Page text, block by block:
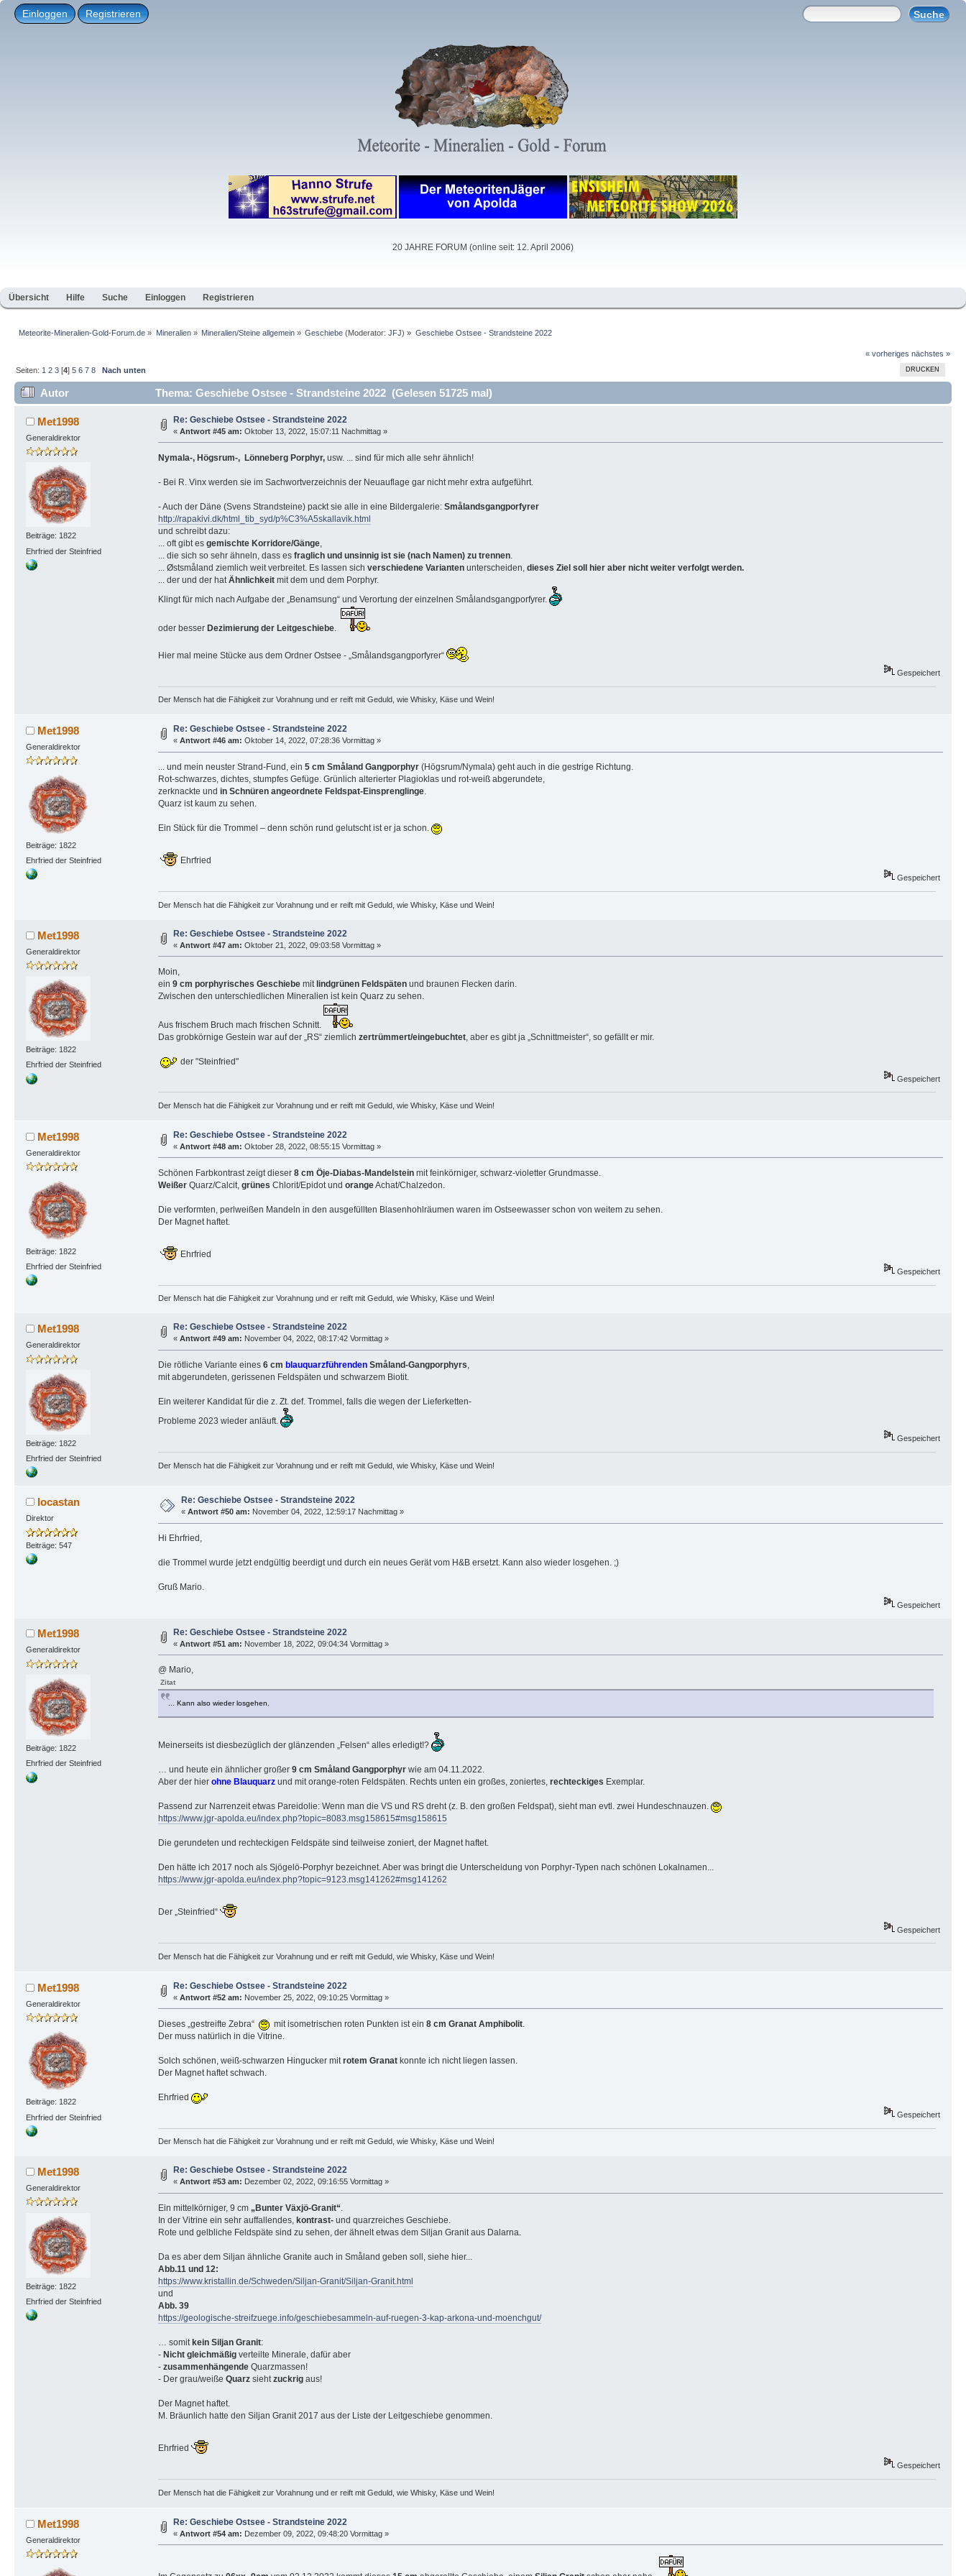
Einloggen Registrieren
20 JAHRE FORUM (online seit: 12. April 2006)
Übersicht Hilfe Suche Einloggen Registrieren
Meteorite-Mineralien-Gold-Forum.de » Mineralien» Mineralien/Steine allgemein» Geschiebe (Moderator:JFJ) » Geschiebe Ostsee - Strandsteine 2022
« vorheriges nächstes »
DRUCKEN
Seiten: 1 2 3 [4]5 6 7 8 Nach unten
Autor Thema: Geschiebe Ostsee - Strandsteine 2022 (Gelesen 51725 mal)
Met1998
Generaldirektor
Beiträge: 1822
Ehrfried der Steinfried
Re: Geschiebe Ostsee - Strandsteine 2022
« Antwort #45 am: Oktober 13, 2022, 15:07:11 Nachmittag »
Nymala-, Högsrum-, Lönneberg Porphyr,usw. ... sind für mich alle sehr ähnlich!
- Bei R. Vinx werden sie im Sachwortverzeichnis der Neuauflage gar nicht mehr extra aufgeführt.
- Auch der Däne (Svens Strandsteine) packt sie alle in eine Bildergalerie: Smålandsgangporfyrer
http://rapakivi.dk/html_tib_syd/p%C3%A5skallavik.html
und schreibt dazu:
... oft gibt es gemischte Korridore/Gänge,
... die sich so sehr ähneln, dass es fraglich und unsinnig ist sie (nach Namen) zu trennen.
... Østsmåland ziemlich weit verbreitet. Es lassen sich verschiedene Variantenunterscheiden, dieses Ziel soll hier aber nicht weiter verfolgt werden.
... der und der hat Ähnlichkeitmit dem und dem Porphyr.
Klingt für mich nach Aufgabe der „Benamsung“ und Verortung der einzelnen Smålandsgangporfyrer.
oder besserDezimierung der Leitgeschiebe.
Hier mal meine Stücke aus dem Ordner Ostsee - „Smålandsgangporfyrer“
Gespeichert
Der Mensch hat die Fähigkeit zur Vorahnung und er reift mit Geduld, wie Whisky, Käse und Wein!
Met1998
Generaldirektor
Beiträge: 1822
Ehrfried der Steinfried
Re: Geschiebe Ostsee - Strandsteine 2022
« Antwort #46 am: Oktober 14, 2022, 07:28:36 Vormittag »
... und mein neuster Strand-Fund, ein 5 cm Småland Gangporphyr(Högsrum/Nymala) geht auch in die gestrige Richtung.
Rot-schwarzes, dichtes, stumpfes Gefüge. Grünlich alterierter Plagioklas und rot-weiß abgerundete,
zerknackte und in Schnüren angeordnete Feldspat-Einsprenglinge.
Quarz ist kaum zu sehen.
Ein Stück für die Trommel – denn schön rund gelutscht ist er ja schon.
Ehrfried
Gespeichert
Der Mensch hat die Fähigkeit zur Vorahnung und er reift mit Geduld, wie Whisky, Käse und Wein!
Met1998
Generaldirektor
Beiträge: 1822
Ehrfried der Steinfried
Re: Geschiebe Ostsee - Strandsteine 2022
« Antwort #47 am: Oktober 21, 2022, 09:03:58 Vormittag »
Moin,
ein 9 cm porphyrisches Geschiebemit lindgrünen Feldspätenund braunen Flecken darin.
Zwischen den unterschiedlichen Mineralien ist kein Quarz zu sehen.
Aus frischem Bruch mach frischen Schnitt.
Das grobkörnige Gestein war auf der „RS“ ziemlich zertrümmert/eingebuchtet, aber es gibt ja „Schnittmeister“, so gefällt er mir.
der "Steinfried"
Gespeichert
Der Mensch hat die Fähigkeit zur Vorahnung und er reift mit Geduld, wie Whisky, Käse und Wein!
Met1998
Generaldirektor
Beiträge: 1822
Ehrfried der Steinfried
Re: Geschiebe Ostsee - Strandsteine 2022
« Antwort #48 am: Oktober 28, 2022, 08:55:15 Vormittag »
Schönen Farbkontrast zeigt dieser 8 cm Öje-Diabas-Mandelsteinmit feinkörniger, schwarz-violetter Grundmasse.
Weißer Quarz/Calcit, grünes Chlorit/Epidot und orangeAchat/Chalzedon.
Die verformten, perlweißen Mandeln in den ausgefüllten Blasenhohlräumen waren im Ostseewasser schon von weitem zu sehen.
Der Magnet haftet.
Ehrfried
Gespeichert
Der Mensch hat die Fähigkeit zur Vorahnung und er reift mit Geduld, wie Whisky, Käse und Wein!
Met1998
Generaldirektor
Beiträge: 1822
Ehrfried der Steinfried
Re: Geschiebe Ostsee - Strandsteine 2022
« Antwort #49 am: November 04, 2022, 08:17:42 Vormittag »
Die rötliche Variante eines 6 cm blauquarzführendenSmåland-Gangporphyrs,
mit abgerundeten, gerissenen Feldspäten und schwarzem Biotit.
Ein weiterer Kandidat für die z. Zt. def. Trommel, falls die wegen der Lieferketten-
Probleme 2023 wieder anläuft.
Gespeichert
Der Mensch hat die Fähigkeit zur Vorahnung und er reift mit Geduld, wie Whisky, Käse und Wein!
locastan
Direktor
Beiträge: 547
Re: Geschiebe Ostsee - Strandsteine 2022
« Antwort #50 am: November 04, 2022, 12:59:17 Nachmittag »
Hi Ehrfried,
die Trommel wurde jetzt endgültig beerdigt und durch ein neues Gerät vom H&B ersetzt. Kann also wieder losgehen. ;)
Gruß Mario.
Gespeichert
Met1998
Generaldirektor
Beiträge: 1822
Ehrfried der Steinfried
Re: Geschiebe Ostsee - Strandsteine 2022
« Antwort #51 am: November 18, 2022, 09:04:34 Vormittag »
@ Mario,
Zitat
... Kann also wieder losgehen.
Meinerseits ist diesbezüglich der glänzenden „Felsen“ alles erledigt!?
… und heute ein ähnlicher großer 9 cm Småland Gangporphyrwie am 04.11.2022.
Aber der hier ohne Blauquarzund mit orange-roten Feldspäten. Rechts unten ein großes, zoniertes,rechteckiges Exemplar.
Passend zur Narrenzeit etwas Pareidolie: Wenn man die VS und RS dreht (z. B. den großen Feldspat), sieht man evtl. zwei Hundeschnauzen.
https://www.jgr-apolda.eu/index.php?topic=8083.msg158615#msg158615
Die gerundeten und rechteckigen Feldspäte sind teilweise zoniert, der Magnet haftet.
Den hätte ich 2017 noch als Sjögelö-Porphyr bezeichnet. Aber was bringt die Unterscheidung von Porphyr-Typen nach schönen Lokalnamen...
https://www.jgr-apolda.eu/index.php?topic=9123.msg141262#msg141262
Der „Steinfried“
Gespeichert
Der Mensch hat die Fähigkeit zur Vorahnung und er reift mit Geduld, wie Whisky, Käse und Wein!
Met1998
Generaldirektor
Beiträge: 1822
Ehrfried der Steinfried
Re: Geschiebe Ostsee - Strandsteine 2022
« Antwort #52 am: November 25, 2022, 09:10:25 Vormittag »
Dieses „gestreifte Zebra“ mit isometrischen roten Punkten ist ein 8 cm Granat Amphibolit.
Der muss natürlich in die Vitrine.
Solch schönen, weiß-schwarzen Hingucker mitrotem Granatkonnte ich nicht liegen lassen.
Der Magnet haftet schwach.
Ehrfried
Gespeichert
Der Mensch hat die Fähigkeit zur Vorahnung und er reift mit Geduld, wie Whisky, Käse und Wein!
Met1998
Generaldirektor
Beiträge: 1822
Ehrfried der Steinfried
Re: Geschiebe Ostsee - Strandsteine 2022
« Antwort #53 am: Dezember 02, 2022, 09:16:55 Vormittag »
Ein mittelkörniger, 9 cm„Bunter Växjö-Granit“.
In der Vitrine ein sehr auffallendes, kontrast-und quarzreiches Geschiebe.
Rote und gelbliche Feldspäte sind zu sehen, der ähnelt etwas dem Siljan Granit aus Dalarna.
Da es aber dem Siljan ähnliche Granite auch in Småland geben soll, siehe hier...
Abb.11 und 12:
https://www.kristallin.de/Schweden/Siljan-Granit/Siljan-Granit.html
und
Abb. 39
https://geologische-streifzuege.info/geschiebesammeln-auf-ruegen-3-kap-arkona-und-moenchgut/
… somit kein Siljan Granit:
- Nicht gleichmäßigverteilte Minerale, dafür aber
- zusammenhängendeQuarzmassen!
- Der grau/weiße Quarzsiehtzuckrigaus!
Der Magnet haftet.
M. Bräunlich hatte den Siljan Granit 2017 aus der Liste der Leitgeschiebe genommen.
Ehrfried
Gespeichert
Der Mensch hat die Fähigkeit zur Vorahnung und er reift mit Geduld, wie Whisky, Käse und Wein!
Met1998
Generaldirektor
Re: Geschiebe Ostsee - Strandsteine 2022
« Antwort #54 am: Dezember 09, 2022, 09:48:20 Vormittag »